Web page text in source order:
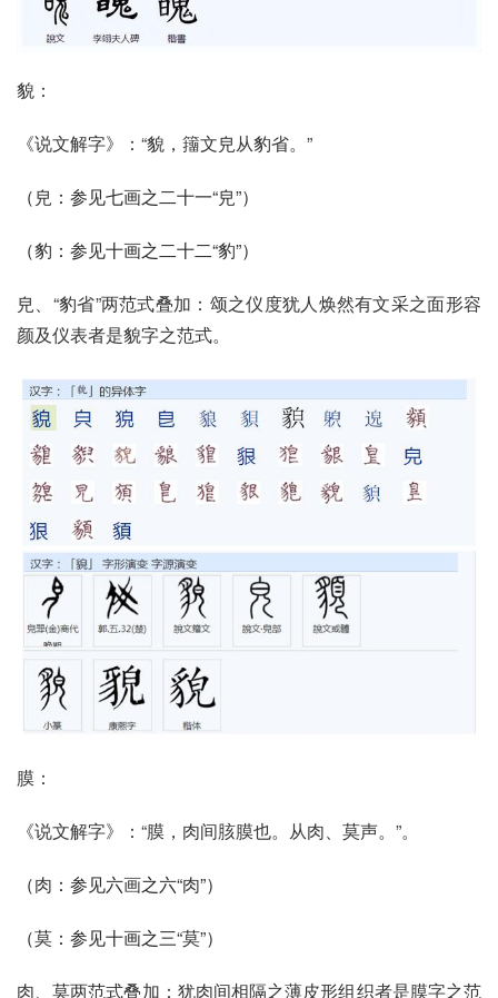
貌：
《说文解字》：“貌，籒文皃从豹省。”
（皃 ：参见七画之二十一“皃”）
（豹 ：参见十画之二十二“豹”）
皃、“豹省”两范式叠加：颂之仪度犹人焕然有文采之面形容
颜及仪表者是貌字之范式。
膜：
《说文解字》：“膜，肉间胲膜也。从肉、莫声。”。
（肉 ：参见六画之六“肉”）
（莫 ：参见十画之三“莫”）
肉、莫两范式叠加：犹肉间相隔之薄皮形组织者是膜字之范